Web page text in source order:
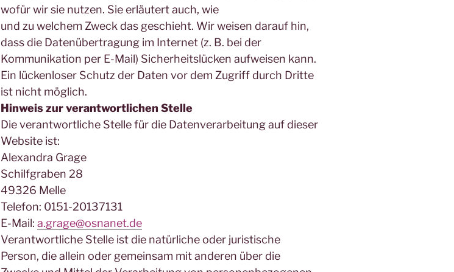
wofür wir sie nutzen. Sie erläutert auch, wie
und zu welchem Zweck das geschieht. Wir weisen darauf hin,
dass die Datenübertragung im Internet (z. B. bei der
Kommunikation per E-Mail) Sicherheitslücken aufweisen kann.
Ein lückenloser Schutz der Daten vor dem Zugriff durch Dritte
ist nicht möglich.
Hinweis zur verantwortlichen Stelle
Die verantwortliche Stelle für die Datenverarbeitung auf dieser
Website ist:
Alexandra Grage
Schilfgraben 28
49326 Melle
Telefon: 0151-20137131
E-Mail: a.grage@osnanet.de
Verantwortliche Stelle ist die natürliche oder juristische
Person, die allein oder gemeinsam mit anderen über die